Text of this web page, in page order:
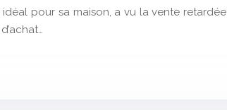
pour sa maison, a vu la vente